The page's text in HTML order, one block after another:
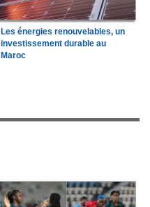
Les énergies renouvelables, un
investissement durable au
Maroc